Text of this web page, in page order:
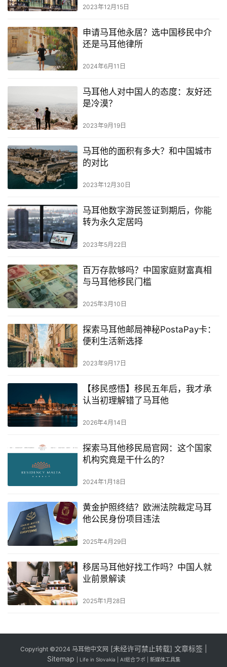
2023年12月15日
申请马耳他永居？选中国移民中介
还是马耳他律所
2024年6月11日
马耳他人对中国人的态度：友好还
是冷漠？
2023年9月19日
马耳他的面积有多大？和中国城市
的对比
2023年12月30日
马耳他数字游民签证到期后，你能
转为永久定居吗
2023年5月22日
百万存款够吗？中国家庭财富真相
与马耳他移民门槛
2025年3月10日
探索马耳他邮局神秘PostaPay卡：
便利生活新选择
2023年9月17日
【移民感悟】移民五年后，我才承
认当初理解错了马耳他
2026年4月14日
探索马耳他移民局官网：这个国家
机构究竟是干什么的？
2024年1月18日
黄金护照终结？欧洲法院裁定马耳
他公民身份项目违法
2025年4月29日
移居马耳他好找工作吗？中国人就
业前景解读
2025年1月28日
Copyright ©2024 马耳他中文网 [未经许可禁止转载] 文章标签|
Sitemap
Life in Slovakia AI総合ラボ| 新媒体工具集